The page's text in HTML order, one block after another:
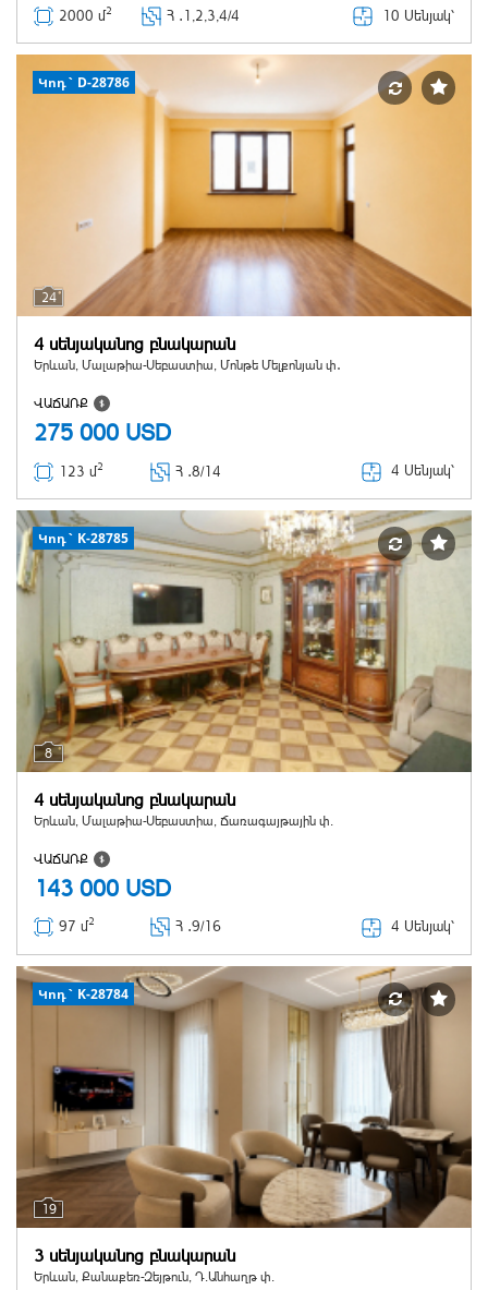
2000 մ2 Հ ․ 1,2,3,4/4 10 Սենյակ՝
24
Կոդ` D-28786
4 սենյականոց բնակարան
Երևան, Մալաթիա-Սեբաստիա, Մոնթե Մելքոնյան փ․
ՎԱՃԱՌՔ
275 000 USD
123 մ2 Հ ․8/14 4 Սենյակ՝
8
Կոդ` K-28785
4 սենյականոց բնակարան
Երևան, Մալաթիա-Սեբաստիա, Ճառագայթային փ.
ՎԱՃԱՌՔ
143 000 USD
97 մ2 Հ ․9/16 4 Սենյակ՝
19
Կոդ` K-28784
3 սենյականոց բնակարան
Երևան, Քանաքեռ-Զեյթուն, Դ.Անհաղթ փ.